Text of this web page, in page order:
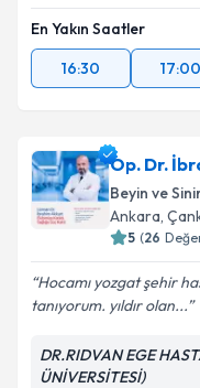
En Yakın Saatler
16:30
17:00
Op. Dr.
Beyin ve
Ankara,
5 (26
Hocamı yozgat şehir
tanıyorum. yıldır olan...
DR.RIDVAN EGE
ÜNİVERSİTESİ)